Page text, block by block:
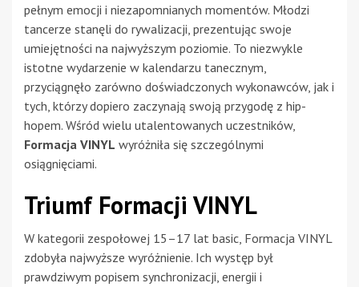
pełnym emocji i niezapomnianych momentów. Młodzi
tancerze stanęli do rywalizacji, prezentując swoje
umiejętności na najwyższym poziomie. To niezwykle
istotne wydarzenie w kalendarzu tanecznym,
przyciągnęło zarówno doświadczonych wykonawców, jak i
tych, którzy dopiero zaczynają swoją przygodę z hip-
hopem. Wśród wielu utalentowanych uczestników,
Formacja VINYL wyróżniła się szczególnymi
osiągnięciami.
Triumf Formacji VINYL
W kategorii zespołowej 15–17 lat basic, Formacja VINYL
zdobyła najwyższe wyróżnienie. Ich występ był
prawdziwym popisem synchronizacji, energii i